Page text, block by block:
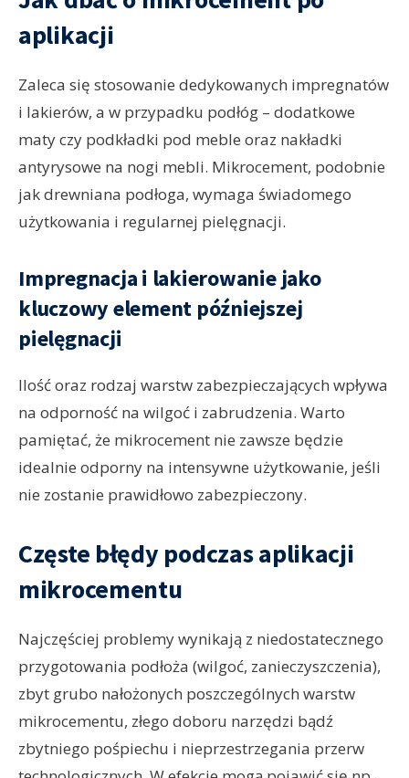
aplikacji
Zaleca się stosowanie dedykowanych impregnatów
i lakierów, a w przypadku podłóg – dodatkowe
maty czy podkładki pod meble oraz nakładki
antyrysowe na nogi mebli. Mikrocement, podobnie
jak drewniana podłoga, wymaga świadomego
użytkowania i regularnej pielęgnacji.
Impregnacja i lakierowanie jako
kluczowy element późniejszej
pielęgnacji
Ilość oraz rodzaj warstw zabezpieczających wpływa
na odporność na wilgoć i zabrudzenia. Warto
pamiętać, że mikrocement nie zawsze będzie
idealnie odporny na intensywne użytkowanie, jeśli
nie zostanie prawidłowo zabezpieczony.
Częste błędy podczas aplikacji
mikrocementu
Najczęściej problemy wynikają z niedostatecznego
przygotowania podłoża (wilgoć, zanieczyszczenia),
zbyt grubo nałożonych poszczególnych warstw
mikrocementu, złego doboru narzędzi bądź
zbytniego pośpiechu i nieprzestrzegania przerw